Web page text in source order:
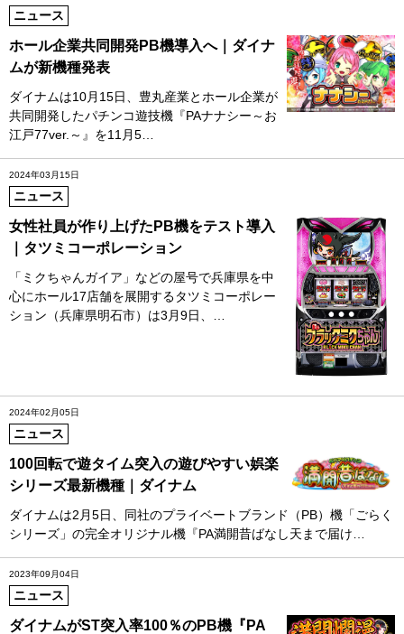
ニュース
ホール企業共同開発PB機導入へ｜ダイナ
ムが新機種発表
ダイナムは10月15日、豊丸産業とホール企業が
共同開発したパチンコ遊技機『PAナナシー～お
江戸77ver.～』を11月5…
2024年03月15日
ニュース
女性社員が作り上げたPB機をテスト導入
｜タツミコーポレーション
「ミクちゃんガイア」などの屋号で兵庫県を中
心にホール17店舗を展開するタツミコーポレー
ション（兵庫県明石市）は3月9日、…
2024年02月05日
ニュース
100回転で遊タイム突入の遊びやすい娯楽
シリーズ最新機種｜ダイナム
ダイナムは2月5日、同社のプライベートブランド（PB）機「ごらく
シリーズ」の完全オリジナル機『PA満開昔ばなし天まで届け…
2023年09月04日
ニュース
ダイナムがST突入率100％のPB機『PA